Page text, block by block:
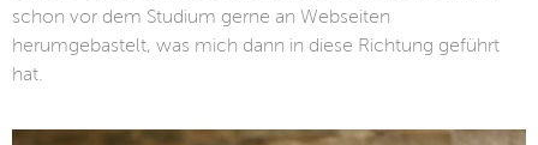
schon vor dem Studium gerne an Webseiten
herumgebastelt, was mich dann in diese Richtung geführt
hat.